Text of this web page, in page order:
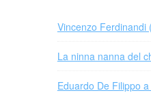
Vincenzo Ferdinandi
La ninna nanna del
Eduardo De Filippo